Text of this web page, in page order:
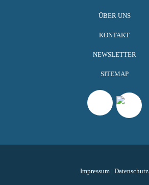
ÜBER UNS
KONTAKT
NEWSLETTER
SITEMAP
Impressum | Datenschutz